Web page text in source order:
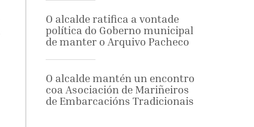
O alcalde ratifica a vontade
política do Goberno municipal
de manter o Arquivo Pacheco
O alcalde mantén un encontro
coa Asociación de Mariñeiros
de Embarcacións Tradicionais